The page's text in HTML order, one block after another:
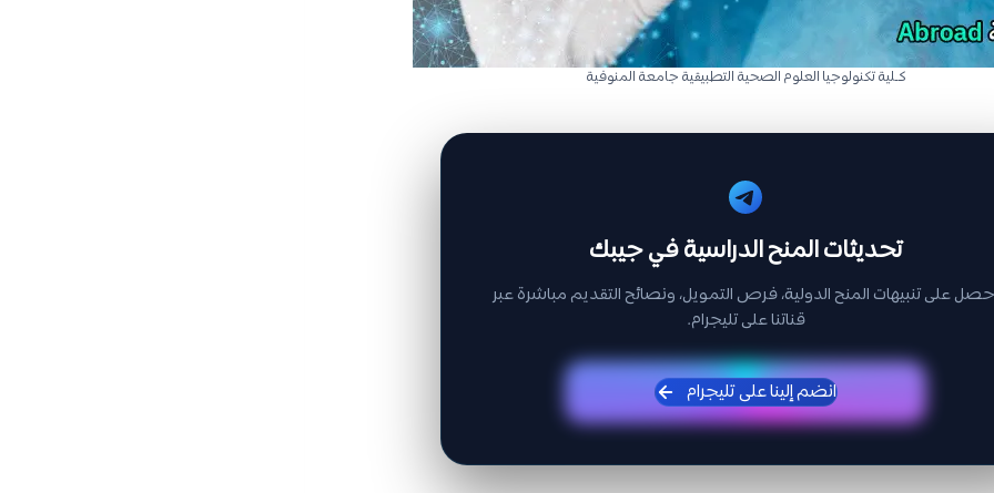
كـلية تكنولوجيا العلوم الصحية التطبيقية جامعة المنوفية
تحديثات المنح الدراسية في جيبك
على تنبيهات المنح الدولية، فرص التمويل، ونصائح التقديم مباشرة عبر
قناتنا على تليجرام.
انضم إلينا على تليجرام